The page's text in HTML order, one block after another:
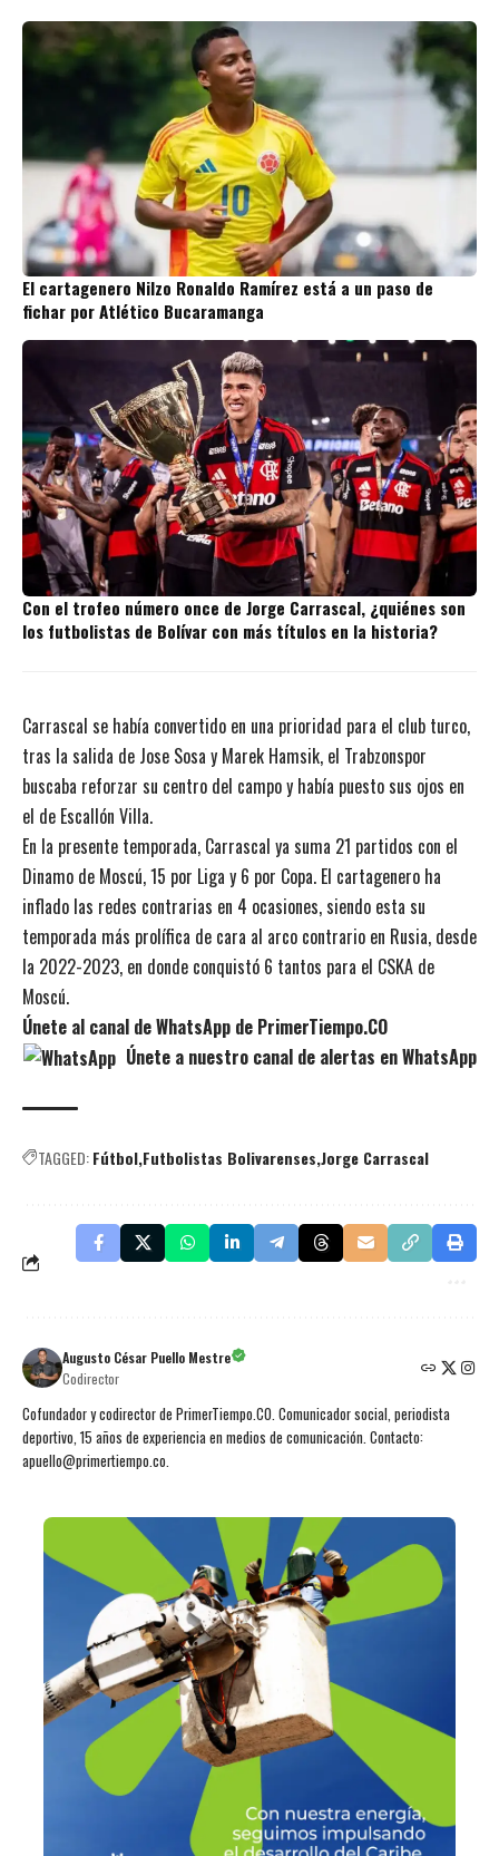
El cartagenero Nilzo Ronaldo Ramírez está a un paso de
fichar por Atlético Bucaramanga
Con el trofeo número once de Jorge Carrascal, ¿quiénes son
los futbolistas de Bolívar con más títulos en la historia?
Carrascal se había convertido en una prioridad para el club turco,
tras la salida de Jose Sosa y Marek Hamsik, el Trabzonspor
buscaba reforzar su centro del campo y había puesto sus ojos en
el de Escallón Villa.
En la presente temporada, Carrascal ya suma 21 partidos con el
Dinamo de Moscú, 15 por Liga y 6 por Copa. El cartagenero ha
inflado las redes contrarias en 4 ocasiones, siendo esta su
temporada más prolífica de cara al arco contrario en Rusia, desde
la 2022-2023, en donde conquistó 6 tantos para el CSKA de
Moscú.
Únete al canal de WhatsApp de PrimerTiempo.CO
Únete a nuestro canal de alertas en WhatsApp
TAGGED:Fútbol Futbolistas Bolivarenses Jorge Carrascal
Augusto César Puello Mestre
Codirector
Cofundador y codirector de PrimerTiempo.CO. Comunicador social, periodista
deportivo, 15 años de experiencia en medios de comunicación. Contacto:
apuello@primertiempo.co.